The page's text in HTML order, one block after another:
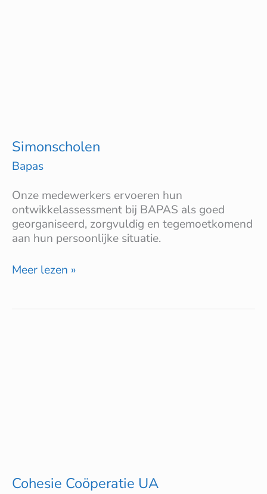
Simonscholen
Bapas
Onze medewerkers ervoeren hun
ontwikkelassessment bij BAPAS als goed
georganiseerd, zorgvuldig en tegemoetkomend
aan hun persoonlijke situatie.
Meer lezen »
Cohesie Coöperatie UA